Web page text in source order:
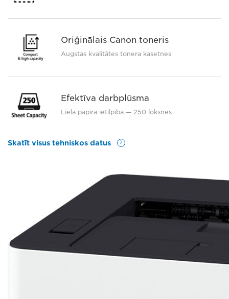
Oriģinālais Canon toneris
Augstas kvalitātes tonera kasetnes
Efektīva darbplūsma
Liela papīra ietilpība — 250 loksnes
Skatīt visus tehniskos datus